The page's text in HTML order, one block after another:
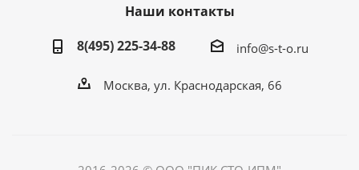
Наши контакты
8(495) 225-34-88
info@s-t-o.ru
Москва, ул. Краснодарская, 66